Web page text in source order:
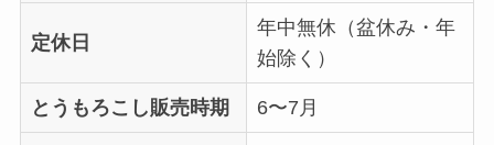
定休日
年中無休（盆休み・年
始除く）
とうもろこし販売時期 6〜7月